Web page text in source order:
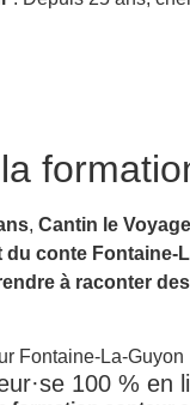
, Cantin le
du conte Fontaine-
à raconter
100 % en